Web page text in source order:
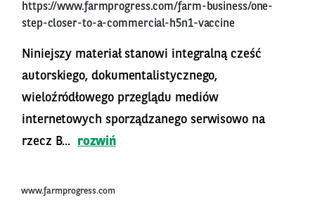
https://www.farmprogress.com/farm-business/one-
step-closer-to-a-commercial-h5n1-vaccine
Niniejszy materiał stanowi integralną cześć
autorskiego, dokumentalistycznego,
wieloźródłowego przeglądu mediów
internetowych sporządzanego serwisowo na
rzecz B...
rozwiń
www.farmprogress.com